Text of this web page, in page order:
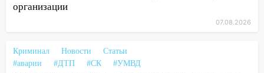
19:12 В Ульяновской области
сотрудник
организации
07.08.2026
Криминал Новости
Статьи
#аварии
#ДТП #СК #УМВД